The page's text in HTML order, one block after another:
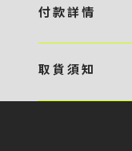
預 約 〉，參看官網上
報價 貴客可透過電郵
相關價目，貴客最終確
啟動貨品製作 4 / 商
付 款 詳 情
・ Payme ・ 現金機
交易單據。如貴客欲
記錄可透過電郵 或
取 貨 須 知
請與4AM團隊職員聯
服務｜運費由貴客現